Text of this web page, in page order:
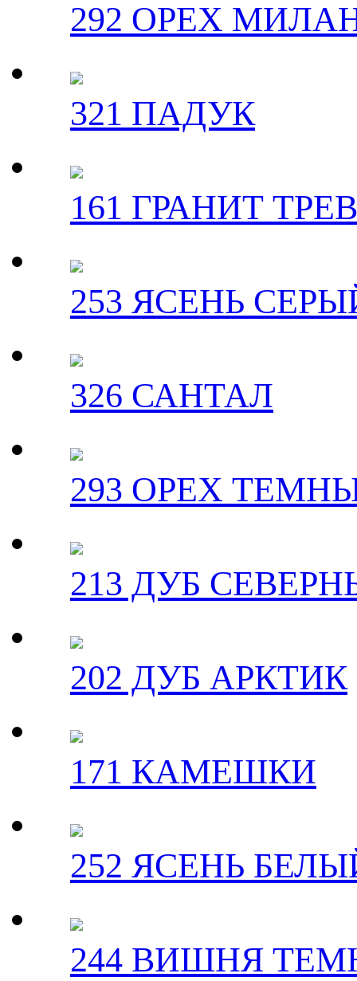
292 ОРЕХ
321 ПАДУК
161 ГРАНИТ
253 ЯСЕНЬ
326 САНТАЛ
293 ОРЕХ
213 ДУБ
202 ДУБ АРКТИК
171 КАМЕШКИ
252 ЯСЕНЬ
244 ВИШНЯ